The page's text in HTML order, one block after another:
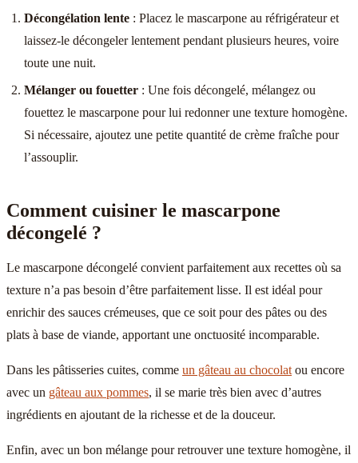
Décongélation lente : Placez le mascarpone au réfrigérateur et
laissez-le décongeler lentement pendant plusieurs heures, voire
toute une nuit.
Mélanger ou fouetter : Une fois décongelé, mélangez ou
fouettez le mascarpone pour lui redonner une texture homogène.
Si nécessaire, ajoutez une petite quantité de crème fraîche pour
l’assouplir.
Comment cuisiner le mascarpone
décongelé ?
Le mascarpone décongelé convient parfaitement aux recettes où sa
texture n’a pas besoin d’être parfaitement lisse. Il est idéal pour
enrichir des sauces crémeuses, que ce soit pour des pâtes ou des
plats à base de viande, apportant une onctuosité incomparable.
Dans les pâtisseries cuites, comme un gâteau au chocolat ou encore
avec un gâteau aux pommes, il se marie très bien avec d’autres
ingrédients en ajoutant de la richesse et de la douceur.
Enfin, avec un bon mélange pour retrouver une texture homogène, il